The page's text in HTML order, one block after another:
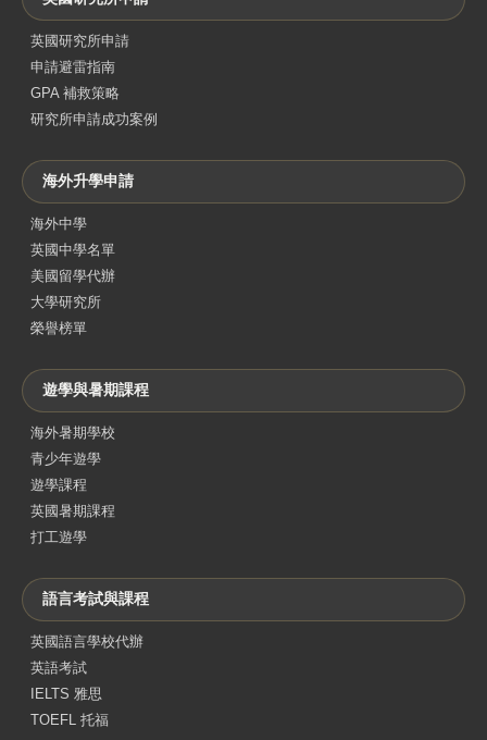
英國研究所申請
申請避雷指南
GPA 補救策略
研究所申請成功案例
海外升學申請
海外中學
英國中學名單
美國留學代辦
大學研究所
榮譽榜單
遊學與暑期課程
海外暑期學校
青少年遊學
遊學課程
英國暑期課程
打工遊學
語言考試與課程
英國語言學校代辦
英語考試
IELTS 雅思
TOEFL 托福